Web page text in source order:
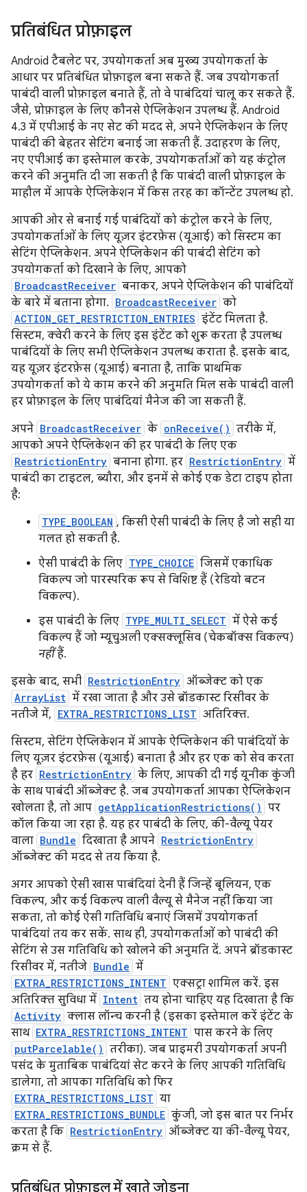
प्रतिबंधित प्रोफ़ाइल
Android टैबलेट पर, उपयोगकर्ता अब मुख्य उपयोगकर्ता के
आधार पर प्रतिबंधित प्रोफ़ाइल बना सकते हैं. जब उपयोगकर्ता
पाबंदी वाली प्रोफ़ाइल बनाते हैं, तो वे पाबंदियां चालू कर सकते हैं.
जैसे, प्रोफ़ाइल के लिए कौनसे ऐप्लिकेशन उपलब्ध हैं. Android
4.3 में एपीआई के नए सेट की मदद से, अपने ऐप्लिकेशन के लिए
पाबंदी की बेहतर सेटिंग बनाई जा सकती हैं. उदाहरण के लिए,
नए एपीआई का इस्तेमाल करके, उपयोगकर्ताओं को यह कंट्रोल
करने की अनुमति दी जा सकती है कि पाबंदी वाली प्रोफ़ाइल के
माहौल में आपके ऐप्लिकेशन में किस तरह का कॉन्टेंट उपलब्ध हो.
आपकी ओर से बनाई गई पाबंदियों को कंट्रोल करने के लिए,
उपयोगकर्ताओं के लिए यूज़र इंटरफ़ेस (यूआई) को सिस्टम का
सेटिंग ऐप्लिकेशन. अपने ऐप्लिकेशन की पाबंदी सेटिंग को
उपयोगकर्ता को दिखाने के लिए, आपको
BroadcastReceiver बनाकर, अपने ऐप्लिकेशन की पाबंदियों
के बारे में बताना होगा. BroadcastReceiver को
ACTION_GET_RESTRICTION_ENTRIES इंटेंट मिलता है.
सिस्टम, क्वेरी करने के लिए इस इंटेंट को शुरू करता है उपलब्ध
पाबंदियों के लिए सभी ऐप्लिकेशन उपलब्ध कराता है. इसके बाद,
यह यूज़र इंटरफ़ेस (यूआई) बनाता है, ताकि प्राथमिक
उपयोगकर्ता को ये काम करने की अनुमति मिल सके पाबंदी वाली
हर प्रोफ़ाइल के लिए पाबंदियां मैनेज की जा सकती हैं.
अपने BroadcastReceiver के onReceive() तरीके में,
आपको अपने ऐप्लिकेशन की हर पाबंदी के लिए एक
RestrictionEntry बनाना होगा. हर RestrictionEntry में
पाबंदी का टाइटल, ब्यौरा, और इनमें से कोई एक डेटा टाइप होता
है:
TYPE_BOOLEAN , किसी ऐसी पाबंदी के लिए है जो सही या
गलत हो सकती है.
ऐसी पाबंदी के लिए TYPE_CHOICE जिसमें एकाधिक
विकल्प जो पारस्परिक रूप से विशिष्ट हैं (रेडियो बटन
विकल्प).
इस पाबंदी के लिए TYPE_MULTI_SELECT में ऐसे कई
विकल्प हैं जो म्यूचुअली एक्सक्लूसिव (चेकबॉक्स विकल्प)
नहींहैं.
इसके बाद, सभी RestrictionEntry ऑब्जेक्ट को एक
ArrayList में रखा जाता है और उसे ब्रॉडकास्ट रिसीवर के
नतीजे में, EXTRA_RESTRICTIONS_LIST अतिरिक्त.
सिस्टम, सेटिंग ऐप्लिकेशन में आपके ऐप्लिकेशन की पाबंदियों के
लिए यूज़र इंटरफ़ेस (यूआई) बनाता है और हर एक को सेव करता
है हर RestrictionEntry के लिए, आपकी दी गई यूनीक कुंजी
के साथ पाबंदी ऑब्जेक्ट है. जब उपयोगकर्ता आपका ऐप्लिकेशन
खोलता है, तो आप getApplicationRestrictions() पर
कॉल किया जा रहा है. यह हर पाबंदी के लिए, की-वैल्यू पेयर
वाला Bundle दिखाता है आपने RestrictionEntry
ऑब्जेक्ट की मदद से तय किया है.
अगर आपको ऐसी खास पाबंदियां देनी हैं जिन्हें बूलियन, एक
विकल्प, और कई विकल्प वाली वैल्यू से मैनेज नहीं किया जा
सकता, तो कोई ऐसी गतिविधि बनाएं जिसमें उपयोगकर्ता
पाबंदियां तय कर सकें. साथ ही, उपयोगकर्ताओं को पाबंदी की
सेटिंग से उस गतिविधि को खोलने की अनुमति दें. अपने ब्रॉडकास्ट
रिसीवर में, नतीजे Bundle में
EXTRA_RESTRICTIONS_INTENT एक्सट्रा शामिल करें. इस
अतिरिक्त सुविधा में Intent तय होना चाहिए यह दिखाता है कि
Activity क्लास लॉन्च करनी है (इसका इस्तेमाल करें इंटेंट के
साथ EXTRA_RESTRICTIONS_INTENT पास करने के लिए
putParcelable() तरीका). जब प्राइमरी उपयोगकर्ता अपनी
पसंद के मुताबिक पाबंदियां सेट करने के लिए आपकी गतिविधि
डालेगा, तो आपका गतिविधि को फिर
EXTRA_RESTRICTIONS_LIST या
EXTRA_RESTRICTIONS_BUNDLE कुंजी, जो इस बात पर निर्भर
करता है कि RestrictionEntry ऑब्जेक्ट या की-वैल्यू पेयर,
क्रम से हैं.
प्रतिबंधित प्रोफ़ाइल में खाते जोड़ना